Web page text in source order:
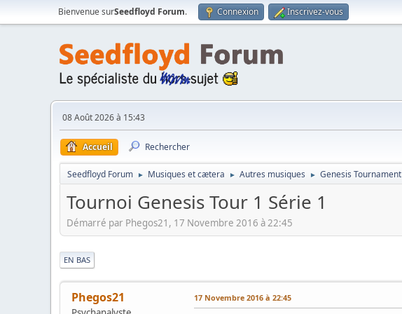
Bienvenue surSeedfloyd Forum. Connexion Inscrivez-vous
08 Août 2026 à 15:43
Accueil Rechercher
Seedfloyd Forum ► Musiques et cætera ► Autres musiques ► Genesis Tournament
Tournoi Genesis Tour 1 Série 1
Démarré par Phegos21, 17 Novembre 2016 à 22:45
EN BAS
Phegos21 17 Novembre 2016 à 22:45